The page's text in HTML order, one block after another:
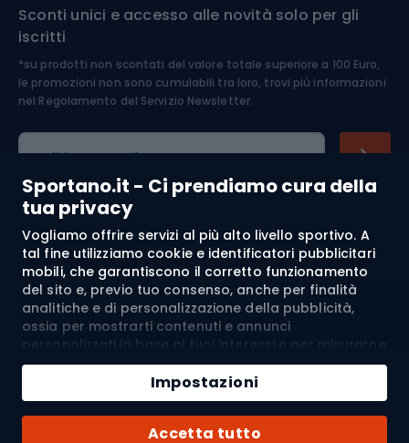
Sportano.it - Ci prendiamo cura della
tua privacy
Vogliamo offrire servizi al più alto livello sportivo. A
tal fine utilizziamo cookie e identificatori pubblicitari
mobili, che garantiscono il corretto funzionamento
del sito e, previo tuo consenso, anche per finalità
analitiche e di personalizzazione della pubblicità,
ossia per mostrarti contenuti e annunci
personalizzati in base ai tuoi interessi e per misurarne
l’efficacia. I cookie e gli identificatori pubblicitari
mobili possono essere utilizzati sia per attività
pubblicitarie personalizzate sia non personalizzate, a
seconda dei consensi da te espressi. Se clicchi su
“Accetta tutto”, acconsenti al trattamento dei tuoi
Accetta tutto
Impostazioni
Medicina dello sport
Abbigliamento ciclistico
Sconti unici e accesso alle novità solo per gli
iscritti
*su prodotti non scontati del valore totale superiore a 100 Euro,
le promozioni non sono cumulabili tra loro, trovi più informazioni
nel Regolamento del Servizio Newsletter.
Indirizzo e-mail
Acquisti
Servizio clienti
Regolamento
Chi siamo
Spedizione a: IT